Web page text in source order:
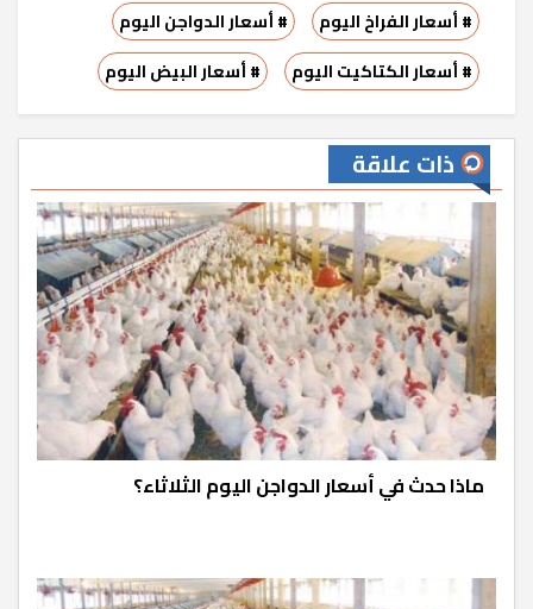
# أسعار الفراخ اليوم
# أسعار الدواجن اليوم
# أسعار الكتاكيت اليوم
# أسعار البيض اليوم
ذات علاقة
ماذا حدث في أسعار الدواجن اليوم الثلاثاء؟